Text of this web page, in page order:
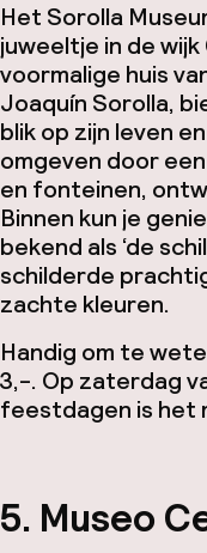
Het Sorolla
juweeltje in de
voormalige huis
Joaquín Sorolla,
blik op zijn leven
omgeven door
en fonteinen,
Binnen kun je
bekend als ‘de
schilderde
zachte kleuren.
Handig om te
3,-. Op zaterdag
feestdagen is het
5. Museo